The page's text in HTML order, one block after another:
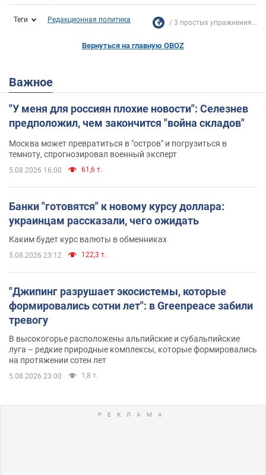
Теги Редакционная политика 3 простых упражнения...
Вернуться на главную OBOZ
Важное
"У меня для россиян плохие новости": Селезнев
предположил, чем закончится "война складов"
Москва может превратиться в "остров" и погрузиться в
темноту, спрогнозировал военный эксперт
5.08.2026 16:00 61,6 т.
Банки "готовятся" к новому курсу доллара:
украинцам рассказали, чего ожидать
Каким будет курс валюты в обменниках
5.08.2026 23:12 122,3 т.
"Джипинг разрушает экосистемы, которые
формировались сотни лет": в Greenpeace забили
тревогу
В высокогорье расположены альпийские и субальпийские
луга – редкие природные комплексы, которые формировались
на протяжении сотен лет
5.08.2026 23:00 1,8 т.